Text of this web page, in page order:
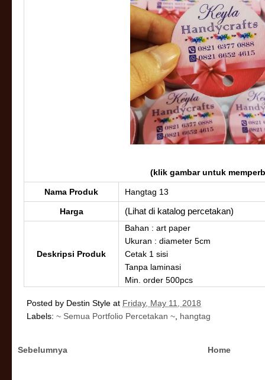
(klik gambar untuk
Nama Produk Hangtag 13
Harga (Lihat di katalog percetakan)
Deskripsi Produk
Bahan : art paper
Ukuran : diameter 5cm
Cetak 1 sisi
Tanpa laminasi
Min. order 500pcs
Posted by Destin Style at Friday, May 11, 2018
Labels: ~ Semua Portfolio Percetakan ~ hangtag
Sebelumnya Home